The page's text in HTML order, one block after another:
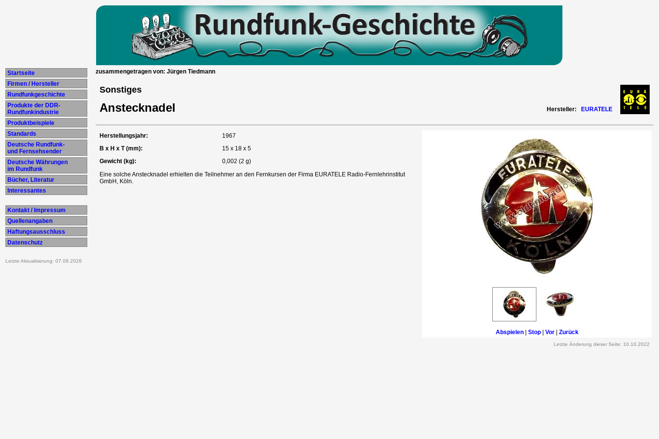
Startseite
Firmen / Hersteller
Rundfunkgeschichte
Produkte der DDR-
Rundfunkindustrie
Produktbeispiele
Standards
Deutsche Rundfunk-
und Fernsehsender
Deutsche Währungen
im Rundfunk
Bücher, Literatur
Interessantes
Kontakt / Impressum
Quellenangaben
Haftungsausschluss
Datenschutz
Letzte Aktualisierung: 07.08.2026
zusammengetragen von: Jürgen Tiedmann
Sonstiges
Anstecknadel Hersteller: EURATELE
Herstellungsjahr: 1967
Abspielen| Stop| Vor| Zurück
B x H x T (mm):
15 x 18 x 5
Gewicht (kg):
0,002 (2 g)
Eine solche Anstecknadel erhielten die Teilnehmer an den Fernkursen der Firma EURATELE Radio-Fernlehrinstitut
GmbH, Köln.
Letzte Änderung dieser Seite: 10.10.2022